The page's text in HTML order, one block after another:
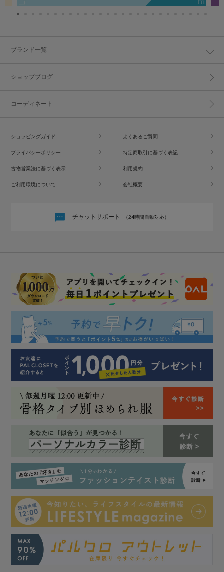
ブランド一覧
ショップブログ
コーディネート
ショッピングガイド よくあるご質問
プライバシーポリシー 特定商取引に基づく表記
古物営業法に基づく表示 利用規約
ご利用環境について 会社概要
チャットサポート （24時間自動対応）